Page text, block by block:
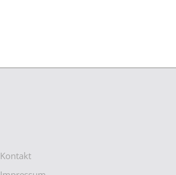
Kontakt